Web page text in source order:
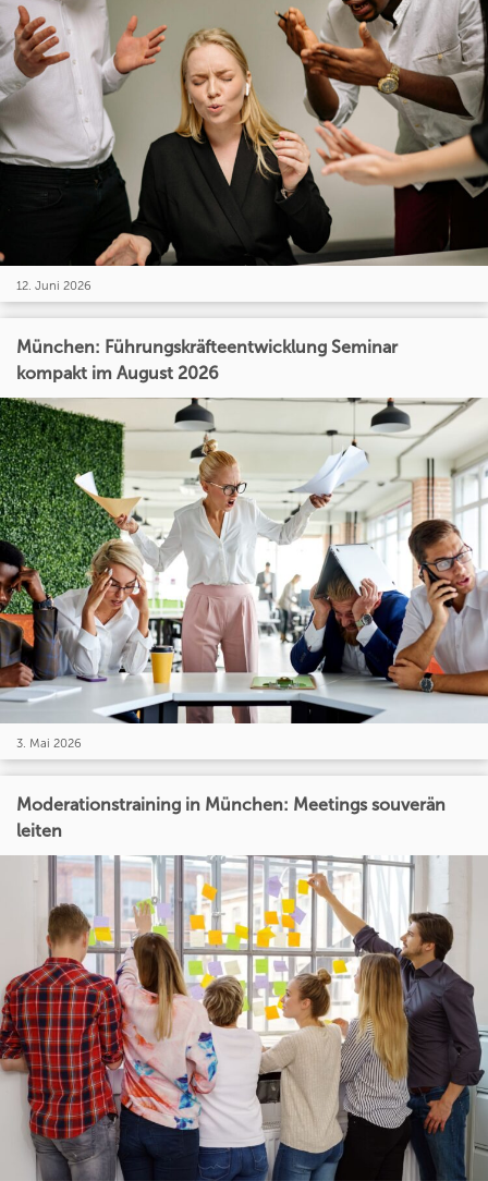
12. Juni 2026
München: Führungskräfteentwicklung Seminar
kompakt im August 2026
3. Mai 2026
Moderationstraining in München: Meetings souverän
leiten